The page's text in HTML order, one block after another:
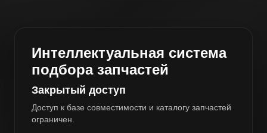
Интеллектуальная система
подбора запчастей
Закрытый доступ
Доступ к базе совместимости и каталогу запчастей
ограничен.